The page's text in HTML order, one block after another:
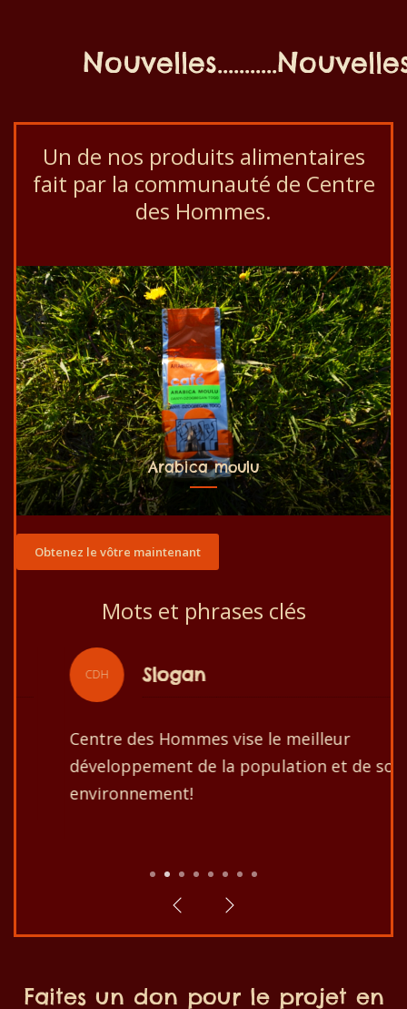
Un de nos produits alimentaires
fait par la communauté de Centre
des Hommes.
Arabica moulu
Obtenez le vôtre maintenant
Mots et phrases clés
CDH Slogan
Centre des Hommes vise le meilleur
développement de la population et de son
environnement!
1 2 3 4 5 6 7
Faites un don pour le projet en